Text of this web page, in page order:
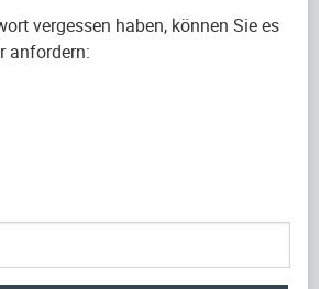
vergessen haben, können Sie es
anfordern: